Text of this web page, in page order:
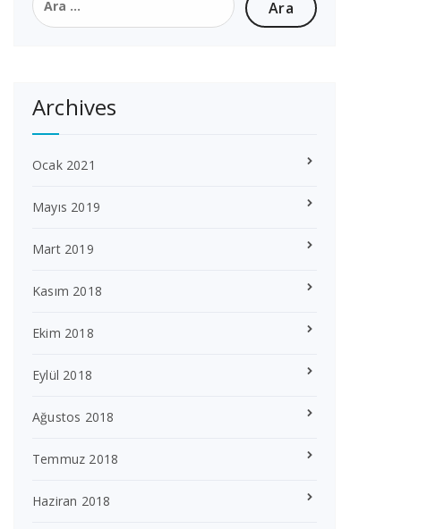
Archives
Ocak 2021
Mayıs 2019
Mart 2019
Kasım 2018
Ekim 2018
Eylül 2018
Ağustos 2018
Temmuz 2018
Haziran 2018